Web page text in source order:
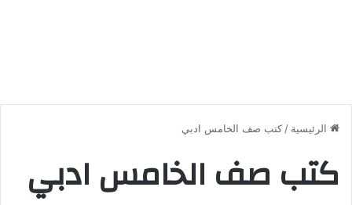
الرئيسية / كتب صف الخامس ادبي
كتب صف الخامس ادبي